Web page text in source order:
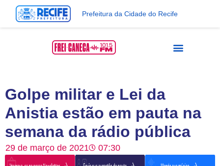
Prefeitura da Cidade do Recife
Golpe militar e Lei da
Anistia estão em pauta na
semana da rádio pública
29 de março de 2021 07:30